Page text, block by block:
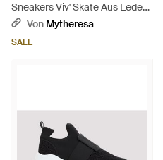
Sneakers Viv' Skate Aus Leder -
WeißVon Mytheresa
SALE